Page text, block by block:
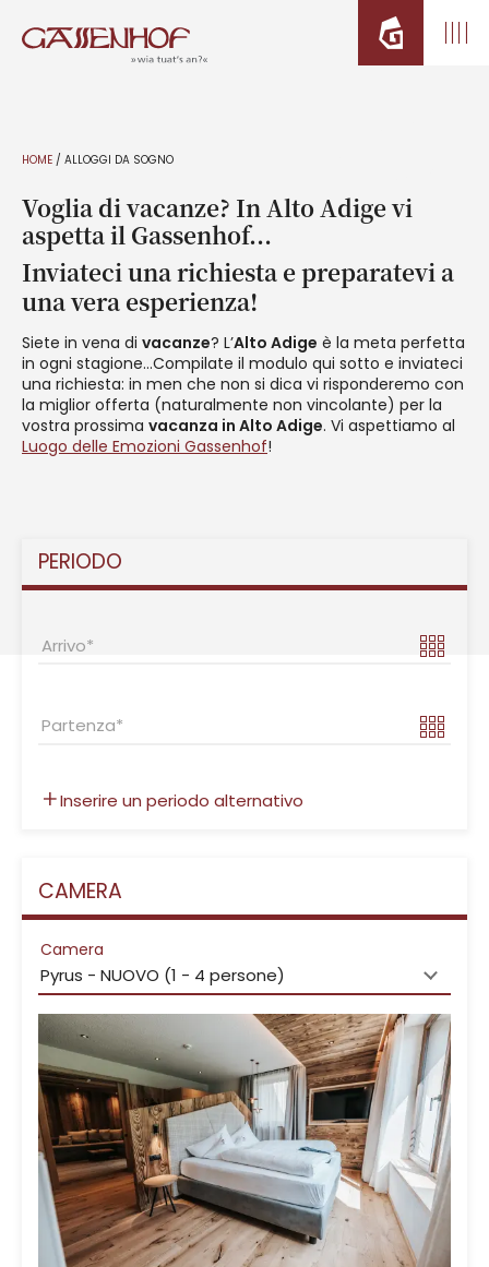
HOME / ALLOGGI DA SOGNO
Voglia di vacanze? In Alto Adige vi
aspetta il Gassenhof…
Inviateci una richiesta e preparatevi a
una vera esperienza!
Siete in vena di vacanze? L’Alto Adige è la meta perfetta
in ogni stagione…Compilate il modulo qui sotto e inviateci
una richiesta: in men che non si dica vi risponderemo con
la miglior offerta (naturalmente non vincolante) per la
vostra prossima vacanza in Alto Adige. Vi aspettiamo al
Luogo delle Emozioni Gassenhof!
PERIODO
Arrivo
Partenza
Inserire un periodo alternativo
CAMERA
Camera